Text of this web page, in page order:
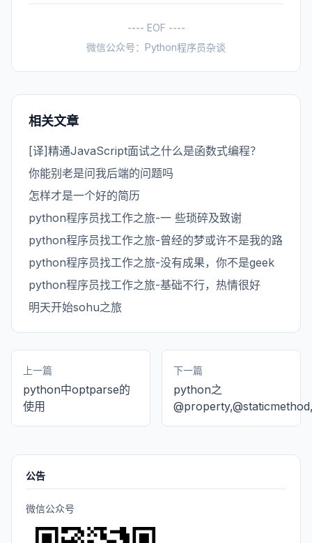
---- EOF ----
微信公众号：Python程序员杂谈
相关文章
[译]精通JavaScript面试之什么是函数式编程？
你能别老是问我后端的问题吗
怎样才是一个好的简历
python程序员找工作之旅-一 些琐碎及致谢
python程序员找工作之旅-曾经的梦或许不是我的路
python程序员找工作之旅-没有成果，你不是geek
python程序员找工作之旅-基础不行，热情很好
明天开始sohu之旅
上一篇
python中optparse的
使用
下一篇
python之
公告
微信公众号